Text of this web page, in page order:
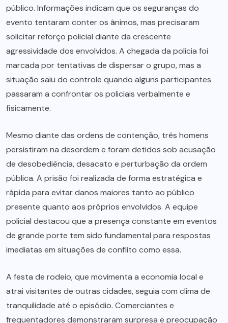
público. Informações indicam que os seguranças do
evento tentaram conter os ânimos, mas precisaram
solicitar reforço policial diante da crescente
agressividade dos envolvidos. A chegada da polícia foi
marcada por tentativas de dispersar o grupo, mas a
situação saiu do controle quando alguns participantes
passaram a confrontar os policiais verbalmente e
fisicamente.
Mesmo diante das ordens de contenção, três homens
persistiram na desordem e foram detidos sob acusação
de desobediência, desacato e perturbação da ordem
pública. A prisão foi realizada de forma estratégica e
rápida para evitar danos maiores tanto ao público
presente quanto aos próprios envolvidos. A equipe
policial destacou que a presença constante em eventos
de grande porte tem sido fundamental para respostas
imediatas em situações de conflito como essa.
A festa de rodeio, que movimenta a economia local e
atrai visitantes de outras cidades, seguia com clima de
tranquilidade até o episódio. Comerciantes e
frequentadores demonstraram surpresa e preocupação